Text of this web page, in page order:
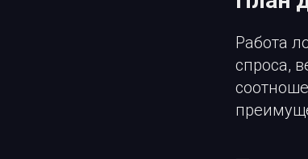
Работа
спроса,